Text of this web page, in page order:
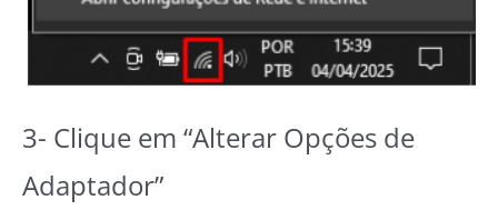
3- Clique em “Alterar Opções de
Adaptador”